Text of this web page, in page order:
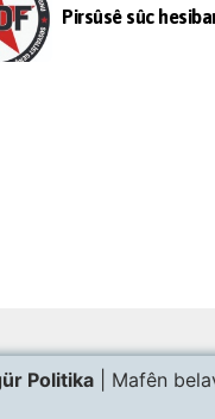
Pirsûsê sûc
Politika| Mafên